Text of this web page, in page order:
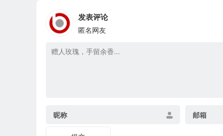
发表评论
匿名网友
昵称 邮箱